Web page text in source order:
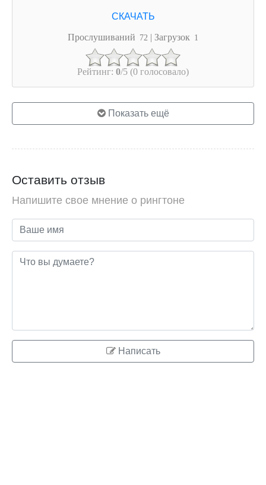
Прослушиваний 72 | Загрузок 1
Рейтинг: 0/5 (0 голосовало)
Показать ещё
Оставить отзыв
Напишите свое мнение о рингтоне
Написать